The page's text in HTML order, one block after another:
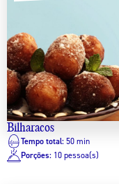
Bilharacos
Tempo total: 50 min
Porções: 10 pessoa(s)